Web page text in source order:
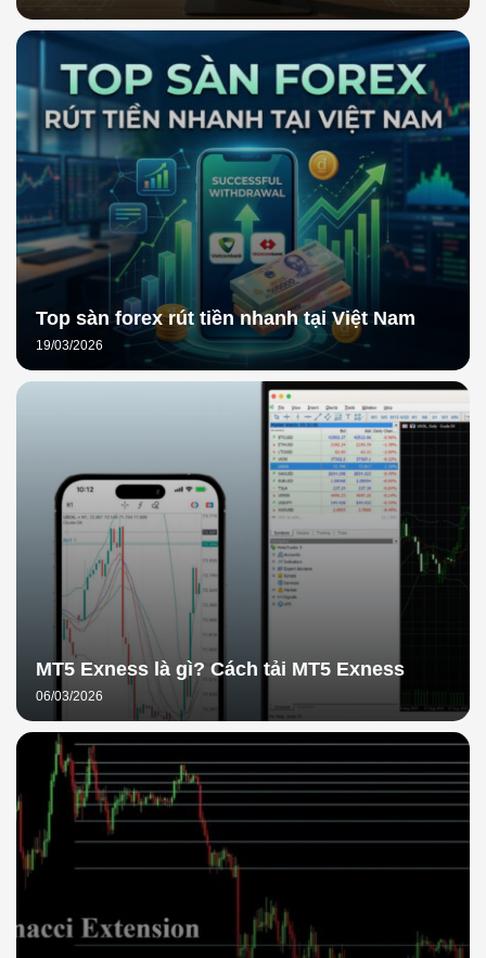
Top sàn forex rút tiền nhanh tại Việt Nam
19/03/2026
MT5 Exness là gì? Cách tải MT5 Exness
06/03/2026